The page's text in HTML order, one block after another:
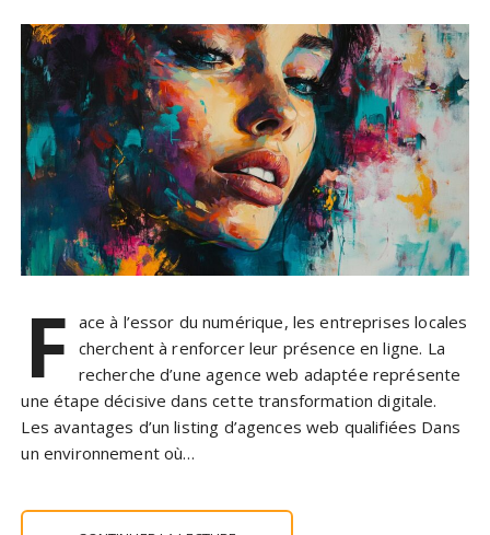
F ace à l’essor du numérique, les entreprises locales
cherchent à renforcer leur présence en ligne. La
recherche d’une agence web adaptée représente
une étape décisive dans cette transformation digitale.
Les avantages d’un listing d’agences web qualifiées Dans
un environnement où…